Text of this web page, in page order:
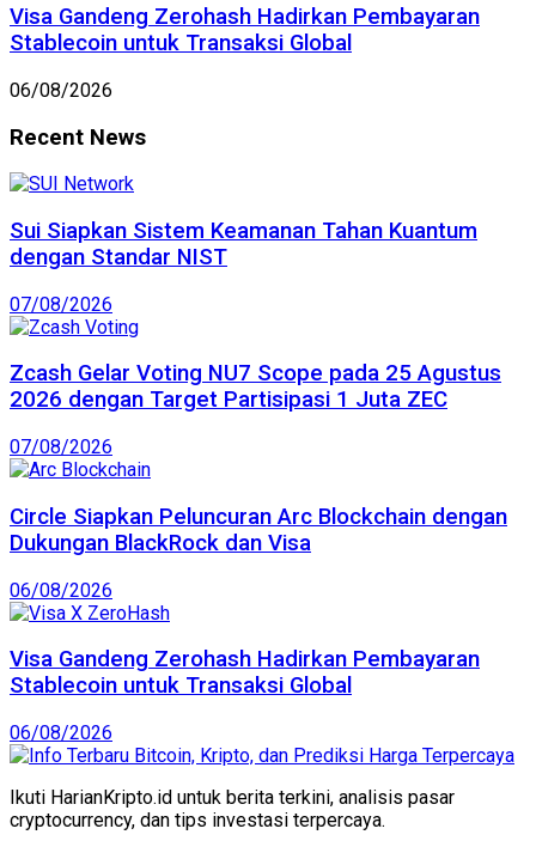
Visa Gandeng Zerohash Hadirkan Pembayaran
Stablecoin untuk Transaksi Global
06/08/2026
Recent News
Sui Siapkan Sistem Keamanan Tahan Kuantum
dengan Standar NIST
07/08/2026
Zcash Gelar Voting NU7 Scope pada 25 Agustus
2026 dengan Target Partisipasi 1 Juta ZEC
07/08/2026
Circle Siapkan Peluncuran Arc Blockchain dengan
Dukungan BlackRock dan Visa
06/08/2026
Visa Gandeng Zerohash Hadirkan Pembayaran
Stablecoin untuk Transaksi Global
06/08/2026
Ikuti HarianKripto.id untuk berita terkini, analisis pasar
cryptocurrency, dan tips investasi terpercaya.